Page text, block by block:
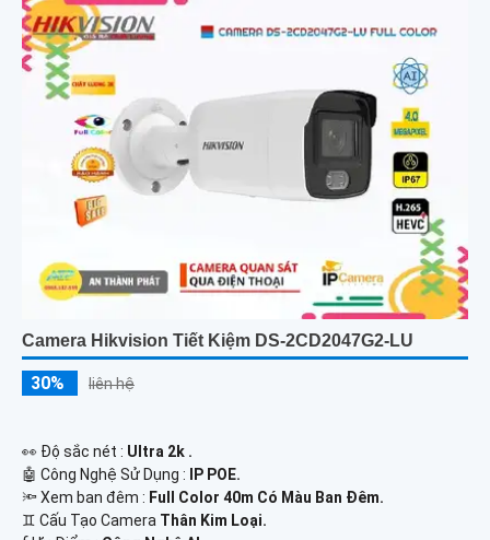
Camera Hikvision Tiết Kiệm DS-2CD2047G2-LU
30% liên hệ
️👀 Độ sắc nét : Ultra 2k .
🤖️ Công Nghệ Sử Dụng :
IP POE.
🔦 Xem ban đêm : Full Color 40m Có Màu Ban Đêm.
♊ Cấu Tạo Camera Thân Kim Loại.